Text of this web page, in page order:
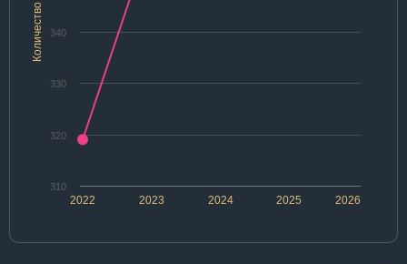
Количество
2022 2024 2026
2023 2025
310
320
330
340